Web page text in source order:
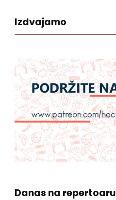
Izdvajamo
Danas na repertoaru